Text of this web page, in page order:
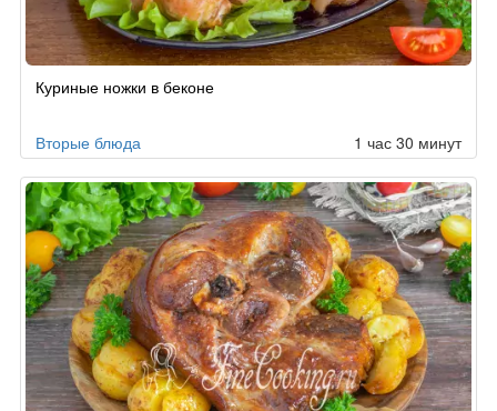
Куриные ножки в беконе
Вторые блюда 1 час 30 минут